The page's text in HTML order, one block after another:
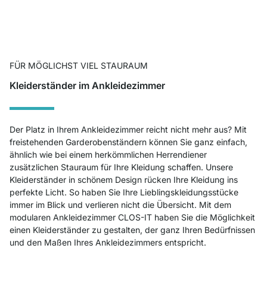
FÜR MÖGLICHST VIEL STAURAUM
Kleiderständer im Ankleidezimmer
Der Platz in Ihrem Ankleidezimmer reicht nicht mehr aus? Mit
freistehenden Garderobenständern können Sie ganz einfach,
ähnlich wie bei einem herkömmlichen Herrendiener
zusätzlichen Stauraum für Ihre Kleidung schaffen. Unsere
Kleiderständer in schönem Design rücken Ihre Kleidung ins
perfekte Licht. So haben Sie Ihre Lieblingskleidungsstücke
immer im Blick und verlieren nicht die Übersicht. Mit dem
modularen Ankleidezimmer CLOS-IT haben Sie die Möglichkeit
einen Kleiderständer zu gestalten, der ganz Ihren Bedürfnissen
und den Maßen Ihres Ankleidezimmers entspricht.